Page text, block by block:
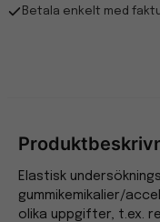
Betala enkelt med
Elastisk
gummikemikalier/
olika uppgifter, t.ex.